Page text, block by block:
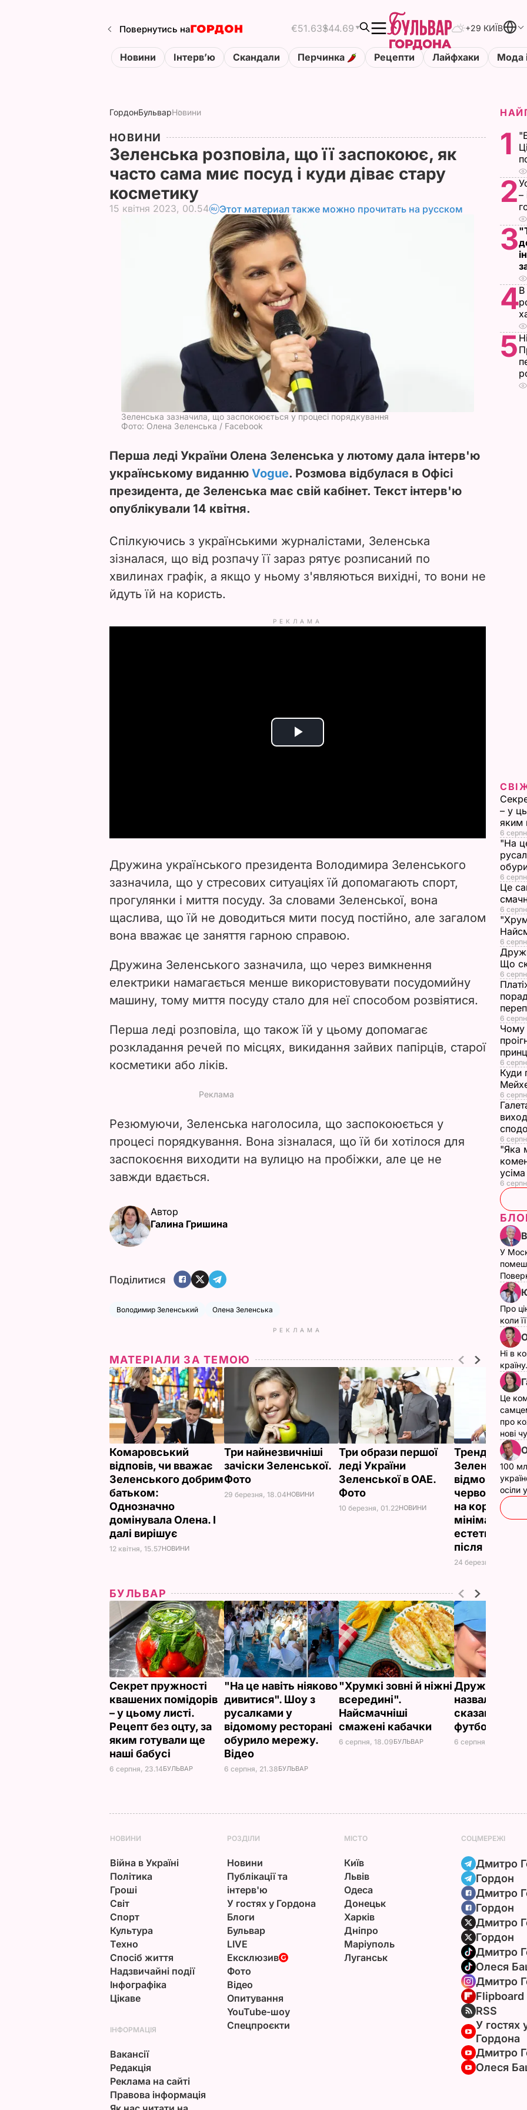
Повернутись на €51.63$44.69 +29 КИЇВ
Новини Інтервʼю Скандали Перчинка Рецепти Лайфхаки Мода
ГордонБульварНовини
НОВИНИ
Зеленська розповіла, що її заспокоює, як
часто сама миє посуд і куди діває стару
косметику
15 квітня 2023, 00.54 Этот материал также можно прочитать на русском
Зеленська зазначила, що заспокоюється у процесі порядкування
Фото: Олена Зеленська / Facebook
Перша леді України Олена Зеленська у лютому дала інтерв'ю
українському виданню Vogue. Розмова відбулася в Офісі
президента, де Зеленська має свій кабінет. Текст інтерв'ю
опублікували 14 квітня.
Спілкуючись з українськими журналістами, Зеленська
зізналася, що від розпачу її зараз рятує розписаний по
хвилинах графік, а якщо у ньому з'являються вихідні, то вони не
йдуть їй на користь.
РЕКЛАМА
P
i
d
e
o
Дружина українського президента Володимира Зеленського
зазначила, що у стресових ситуаціях їй допомагають спорт,
прогулянки і миття посуду. За словами Зеленської, вона
щаслива, що їй не доводиться мити посуд постійно, але загалом
вона вважає це заняття гарною справою.
Дружина Зеленського зазначила, що через вимкнення
електрики намагається менше використовувати посудомийну
машину, тому миття посуду стало для неї способом розвіятися.
Перша леді розповіла, що також їй у цьому допомагає
розкладання речей по місцях, викидання зайвих папірців, старої
косметики або ліків.
Резюмуючи, Зеленська наголосила, що заспокоюється у
процесі порядкування. Вона зізналася, що їй би хотілося для
заспокоєння виходити на вулицю на пробіжки, але це не
завжди вдається.
Автор
Галина Гришина
Поділитися
Володимир Зеленський Олена Зеленська
РЕКЛАМА
МАТЕРІАЛИ ЗА ТЕМОЮ
Комаровський
відповів, чи вважає
Зеленського добрим
батьком:
Однозначно
домінувала Олена. І
далі вирішує
12 квітня, 15.57НОВИНИ
Три найнезвичніші
зачіски Зеленської.
Фото
29 березня, 18.04НОВИНИ
Три образи першої
леді України
Зеленської в ОАЕ.
Фото
10 березня, 01.22НОВИНИ
Тренд "голі
Зеленська
відмовилася
червоного
на користь
естетики.
після
24 березня, 15.18
БУЛЬВАР
Секрет пружності
квашених помідорів
– у цьому листі.
Рецепт без оцту, за
яким готували ще
наші бабусі
6 серпня, 23.14БУЛЬВАР
"На це навіть ніяково
дивитися". Шоу з
русалками у
відомому ресторані
обурило мережу.
Відео
6 серпня, 21.38БУЛЬВАР
"Хрумкі зовні й ніжні
всередині".
Найсмачніші
смажені кабачки
6 серпня, 18.09БУЛЬВАР
Дружину
назвали
сказав її
футболіст
6 серпня, 18.05
1
2–
3
4В
5
– у
яким
6
"На
6
Це
6
6
Що
6
6
Чому
6
Куди
6
6
"Яка
усіма
6
У
Про
коли
Ні в
Це
про
нові
100
осіли
НОВИНИ
Війна в Україні
Політика
Гроші
Світ
Спорт
Культура
Техно
Спосіб життя
Надзвичайні події
Інфографіка
Цікаве
РОЗДІЛИ
Новини
Публікації та
інтерв'ю
У гостях у Гордона
Блоги
Бульвар
LIVE
Ексклюзив
Фото
Відео
Опитування
YouTube-шоу
Спецпроєкти
МІСТО
Київ
Львів
Одеса
Донецьк
Харків
Дніпро
Маріуполь
Луганськ
СОЦМЕРЕЖІ
Дмитро
Гордон
Дмитро
Гордон
Дмитро
Гордон
Дмитро
Олеся
Дмитро
Flipboard
RSS
У гостях
Гордона
Дмитро
Олеся
ІНФОРМАЦІЯ
Вакансії
Редакція
Реклама на сайті
Правова інформація